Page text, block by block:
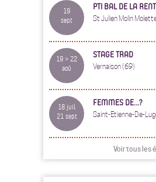
19
sept
PTI BAL DE LA
St Julien Molin
19 > 22
aoû
STAGE TRAD
Vernaison (69)
18 juil
21 sept
FEMMES DE...?
Saint-Etienne-De-
Voir tous les